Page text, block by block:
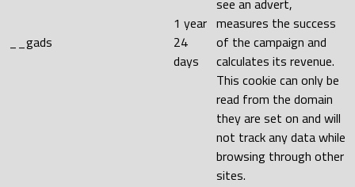
__gads
1 year
24
days
see an advert,
measures the success
of the campaign and
calculates its revenue.
This cookie can only be
read from the domain
they are set on and will
not track any data while
browsing through other
sites.